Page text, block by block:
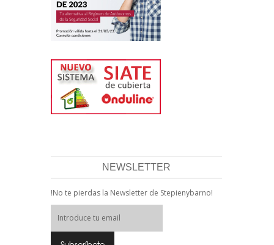
NEWSLETTER
!No te pierdas la Newsletter de Stepienybarno!